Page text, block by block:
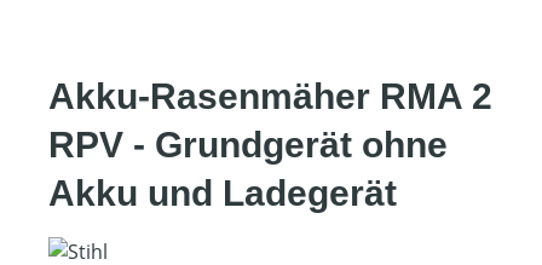
Akku-Rasenmäher RMA 2
RPV - Grundgerät ohne
Akku und Ladegerät